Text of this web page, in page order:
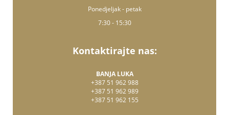
Ponedjeljak - petak
7:30 - 15:30
Kontaktirajte nas:
BANJA LUKA
+387 51 962 988
+387 51 962 989
+387 51 962 155